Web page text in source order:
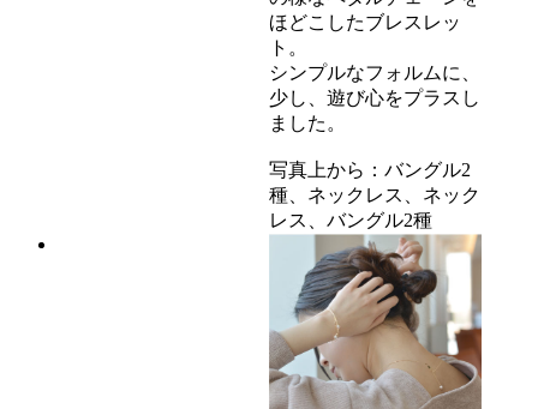
ほどこしたブレスレッ
ト。
シンプルなフォルムに、
少し、遊び心をプラスし
ました。
写真上から：バングル2
種、ネックレス、ネック
レス、バングル2種